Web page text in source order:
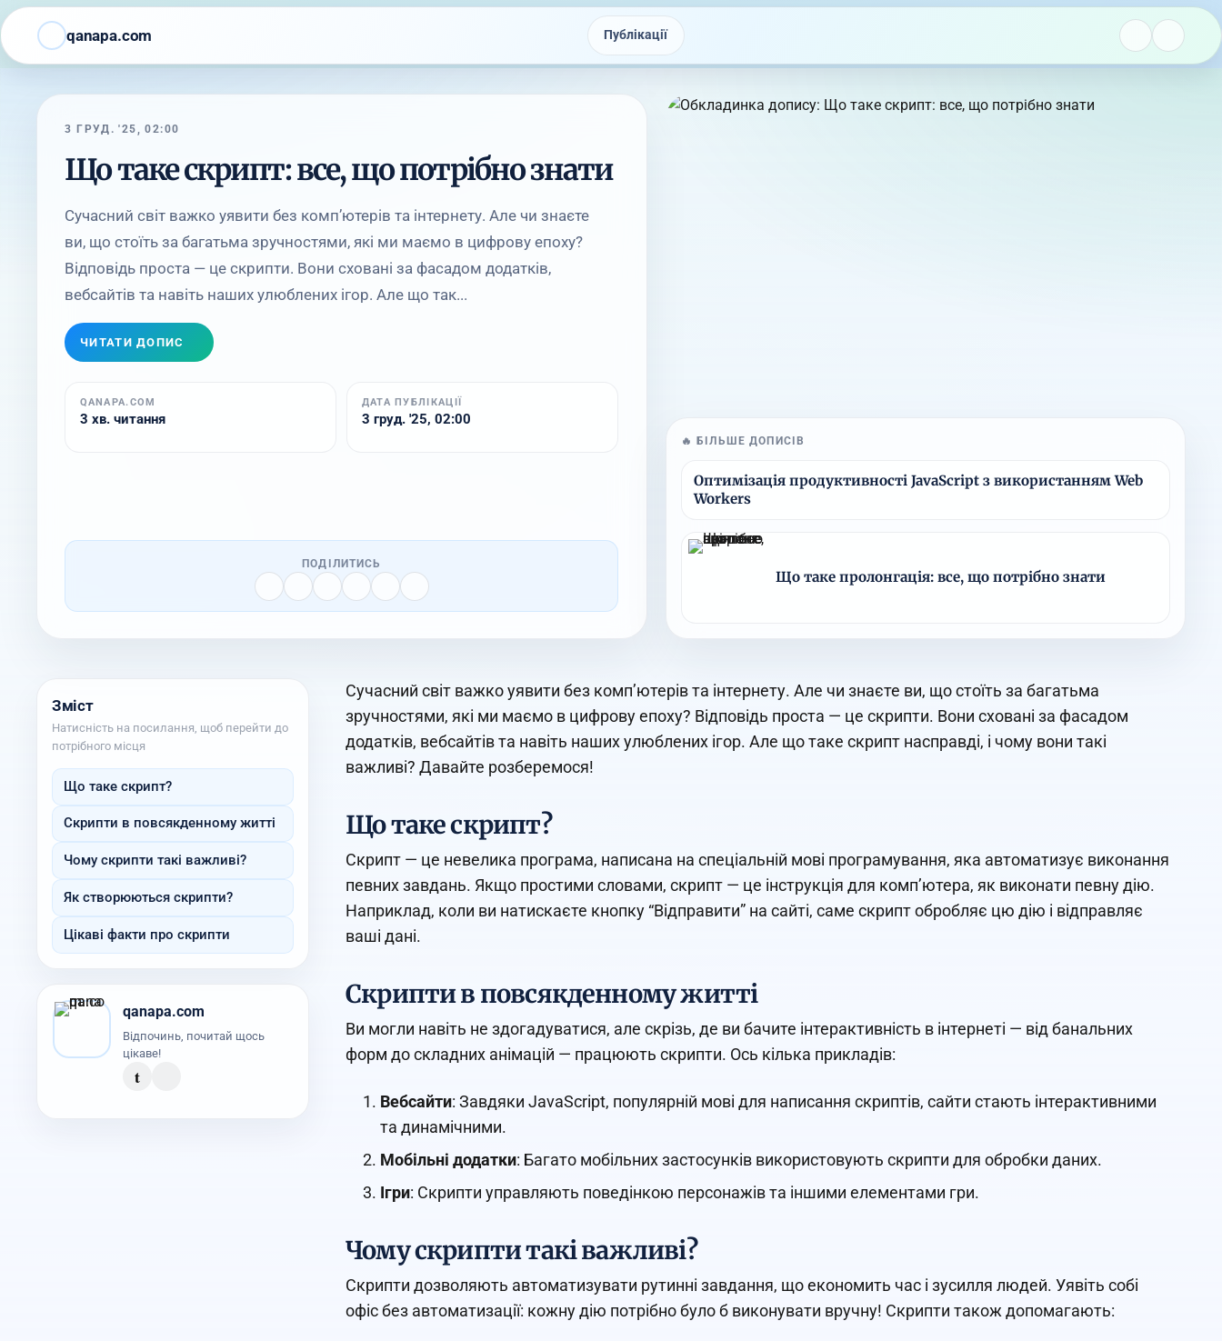
qanapa.com Публікації
3 ГРУД. '25, 02:00
Що таке скрипт: все, що потрібно знати
Сучасний світ важко уявити без комп’ютерів та інтернету. Але чи знаєте
ви, що стоїть за багатьма зручностями, які ми маємо в цифрову епоху?
Відповідь проста — це скрипти. Вони сховані за фасадом додатків,
вебсайтів та навіть наших улюблених ігор. Але що так...
ЧИТАТИ ДОПИС
QANAPA.COM
3 хв. читання
ДАТА ПУБЛІКАЦІЇ
3 груд. '25, 02:00
ПОДІЛИТИСЬ
🔥 БІЛЬШЕ ДОПИСІВ
Оптимізація продуктивності JavaScript з використанням Web
Workers
Що таке пролонгація: все, що потрібно знати
Зміст
Натисність на посилання, щоб перейти до
потрібного місця
Що таке скрипт?
Скрипти в повсякденному житті
Чому скрипти такі важливі?
Як створюються скрипти?
Цікаві факти про скрипти
qanapa.com
Відпочинь, почитай щось
цікаве!
t
Сучасний світ важко уявити без комп’ютерів та інтернету. Але чи знаєте ви, що стоїть за багатьма
зручностями, які ми маємо в цифрову епоху? Відповідь проста — це скрипти. Вони сховані за фасадом
додатків, вебсайтів та навіть наших улюблених ігор. Але що таке скрипт насправді, і чому вони такі
важливі? Давайте розберемося!
Що таке скрипт?
Скрипт — це невелика програма, написана на спеціальній мові програмування, яка автоматизує виконання
певних завдань. Якщо простими словами, скрипт — це інструкція для комп’ютера, як виконати певну дію.
Наприклад, коли ви натискаєте кнопку “Відправити” на сайті, саме скрипт обробляє цю дію і відправляє
ваші дані.
Скрипти в повсякденному житті
Ви могли навіть не здогадуватися, але скрізь, де ви бачите інтерактивність в інтернеті — від банальних
форм до складних анімацій — працюють скрипти. Ось кілька прикладів:
Вебсайти: Завдяки JavaScript, популярній мові для написання скриптів, сайти стають інтерактивними
та динамічними.
Мобільні додатки: Багато мобільних застосунків використовують скрипти для обробки даних.
Ігри: Скрипти управляють поведінкою персонажів та іншими елементами гри.
Чому скрипти такі важливі?
Скрипти дозволяють автоматизувати рутинні завдання, що економить час і зусилля людей. Уявіть собі
офіс без автоматизації: кожну дію потрібно було б виконувати вручну! Скрипти також допомагають: